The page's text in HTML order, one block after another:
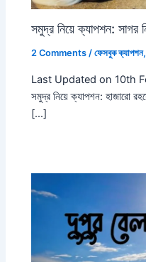
সমুদ্র নিয়ে ক্যাপশন: সাগর
2 Comments /ফেসবুক ক্যাপশন
Last Updated on 10th
সমুদ্র নিয়ে ক্যাপশন: হাজারো
[…]